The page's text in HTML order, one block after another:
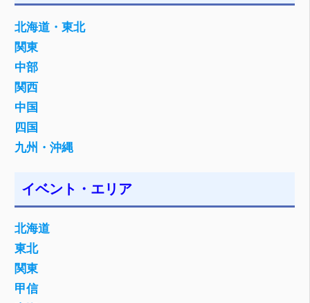
北海道・東北
関東
中部
関西
中国
四国
九州・沖縄
イベント・エリア
北海道
東北
関東
甲信